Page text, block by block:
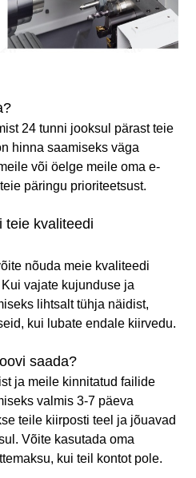
24 tunni jooksul pärast teie
hinna saamiseks väga
või öelge meile oma e-
päringu prioriteetsust.
teie kvaliteedi
nõuda meie kvaliteedi
vajate kujunduse ja
lihtsalt tühja näidist,
kui lubate endale kiirvedu.
saada?
ja meile kinnitatud failide
valmis 3-7 päeva
teile kiirposti teel ja jõuavad
Võite kasutada oma
kui teil kontot pole.